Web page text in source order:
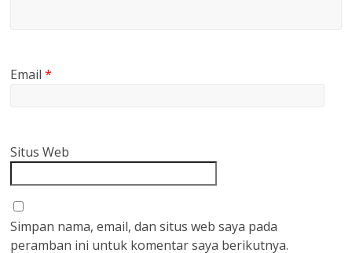
Email*
Situs Web
Simpan nama, email, dan situs web saya pada
peramban ini untuk komentar saya berikutnya.